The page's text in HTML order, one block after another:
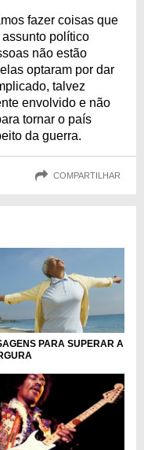
fazer coisas que
político
não estão
optaram por dar
talvez
envolvido e não
tornar o país
da guerra.
COMPARTILHAR
PARA SUPERAR A